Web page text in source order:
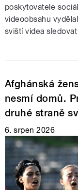
poskytovatele
videoobsahu
sviští videa
Afghánská
nesmí domů.
druhé straně
6. srpen 2026